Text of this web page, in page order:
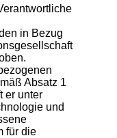
in Bezug
Absatz 1
er unter
und
für die